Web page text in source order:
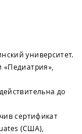
университет.
«Педиатрия»,
до
сертификат
(США),